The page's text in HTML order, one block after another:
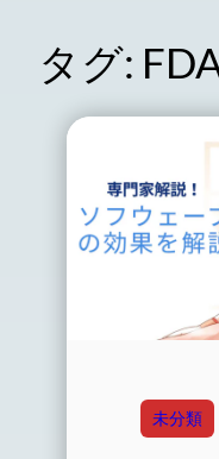
タグ:
未分類